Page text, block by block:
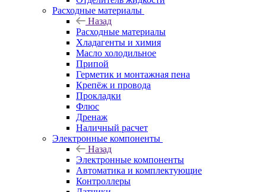
Расходные материалы
Назад
Расходные материалы
Хладагенты и химия
Масло холодильное
Припой
Герметик и монтажная пена
Крепёж и провода
Прокладки
Флюс
Дренаж
Наличный расчет
Электронные компоненты
Назад
Электронные компоненты
Автоматика и комплектующие
Контроллеры